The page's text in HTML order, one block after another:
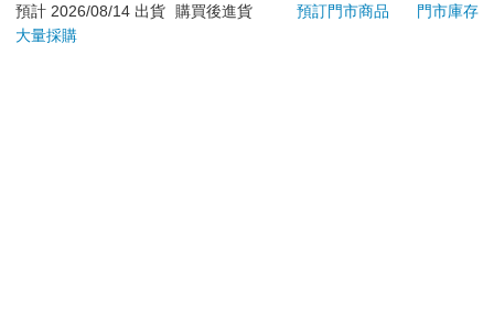
日）。
辦理退換貨時，商品（組合商品恕無法接受單獨退貨）必須
預計 2026/08/14 出貨
購買後進貨 預訂門市商品
門市庫存
大量採購